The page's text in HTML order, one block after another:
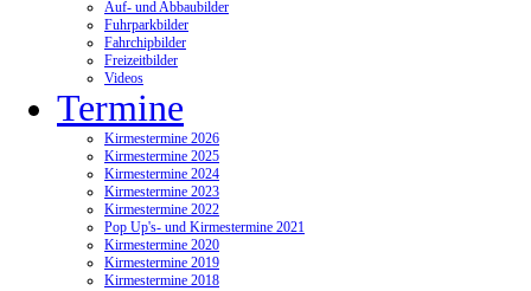
Auf- und Abbaubilder
Fuhrparkbilder
Fahrchipbilder
Freizeitbilder
Videos
Termine
Kirmestermine 2026
Kirmestermine 2025
Kirmestermine 2024
Kirmestermine 2023
Kirmestermine 2022
Pop Up's- und Kirmestermine 2021
Kirmestermine 2020
Kirmestermine 2019
Kirmestermine 2018